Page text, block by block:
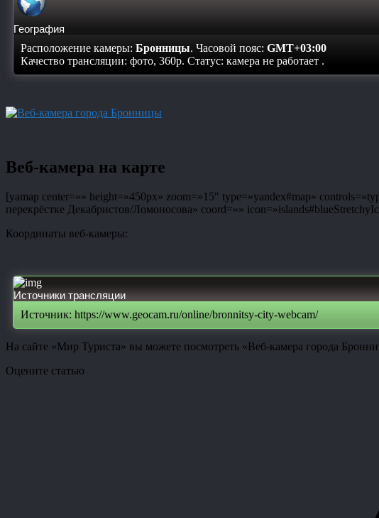
География
Расположение камеры: Бронницы. Часовой пояс: GMT+03:00
Качество трансляции: фото, 360p. Статус: камера не работает .
Веб-камера на карте
[yamap center=»» height=»450px» zoom=»15″ type=»yandex#map»
перекрёстке Декабристов/Ломоносова» coord=»»
Координаты веб-камеры:
Источники трансляции
Источник: https://www.geocam.ru/online/bronnitsy-city-webcam/
На сайте «Мир Туриста» вы можете посмотреть «Веб-камера города
Оцените статью